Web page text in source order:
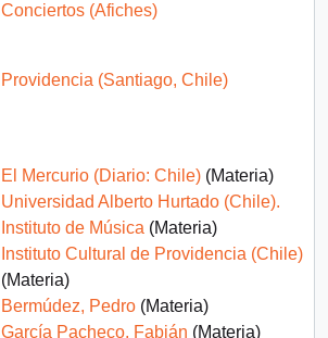
Conciertos (Afiches)
Providencia (Santiago, Chile)
El Mercurio (Diario: Chile)(Materia)
Universidad Alberto Hurtado (Chile).
Instituto de Música (Materia)
Instituto Cultural de Providencia (Chile)
(Materia)
Bermúdez, Pedro(Materia)
García Pacheco, Fabián (Materia)